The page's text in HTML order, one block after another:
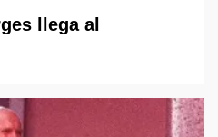
llega al